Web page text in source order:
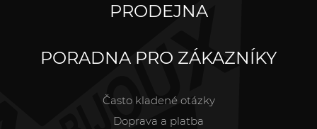
PRODEJNA
PORADNA PRO ZÁKAZNÍKY
Často kladené otázky
Doprava a platba